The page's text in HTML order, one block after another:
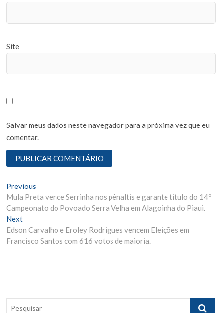
Site
Salvar meus dados neste navegador para a próxima vez que eu
comentar.
N
a
v
e
ã
Previous
r
e
i
o
t
Mula Preta vence Serrinha nos pênaltis e garante titulo do 14º
Campeonato do Povoado Serra Velha em Alagoinha do Piaui.
Next
e
x
:
Edson Carvalho e Eroley Rodrigues vencem Eleições em
Francisco Santos com 616 votos de maioria.